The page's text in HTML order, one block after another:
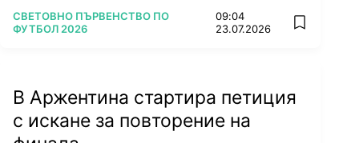
ПОВЕЧЕ ОТ
СВЕТОВНО ПЪРВЕНСТВО ПО
ФУТБОЛ 2026
09:04
23.07.2026
add
В Аржентина стартира петиция
с искане за повторение на